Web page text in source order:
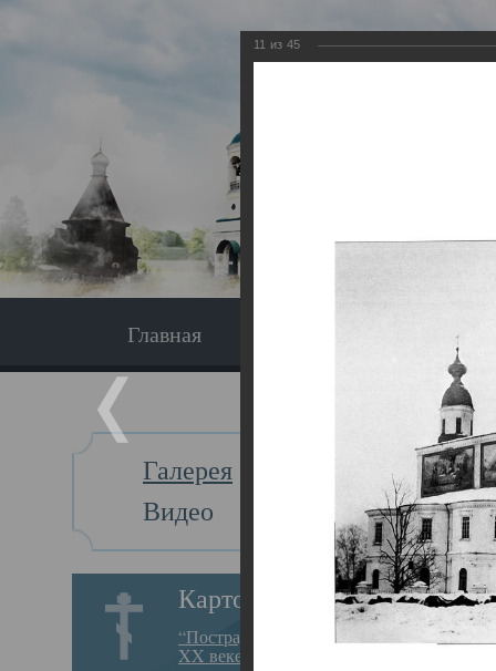
Главная
Галерея
Видео
Картотека
“Пострадавшие за веру в
XX веке на Севере”
Главная
11 из 45